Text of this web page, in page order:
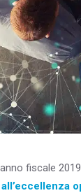
fiscale